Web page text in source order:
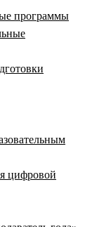
программы
цифровой